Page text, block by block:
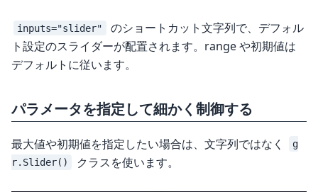
inputs="slider"
のショートカット文字列で、デフォル
ト設定のスライダーが配置されます。range や初期値は
デフォルトに従います。
パラメータを指定して細かく制御する
最大値や初期値を指定したい場合は、文字列ではなく
g
r.Slider()
クラスを使います。